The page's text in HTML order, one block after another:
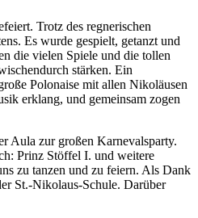
Trotz des regnerischen
Es wurde gespielt, getanzt und
die vielen Spiele und die tollen
stärken. Ein
Polonaise mit allen Nikoläusen
erklang, und gemeinsam zogen
Aula zur großen Karnevalsparty.
Prinz Stöffel I. und weitere
zu tanzen und zu feiern. Als Dank
St.-Nikolaus-Schule. Darüber